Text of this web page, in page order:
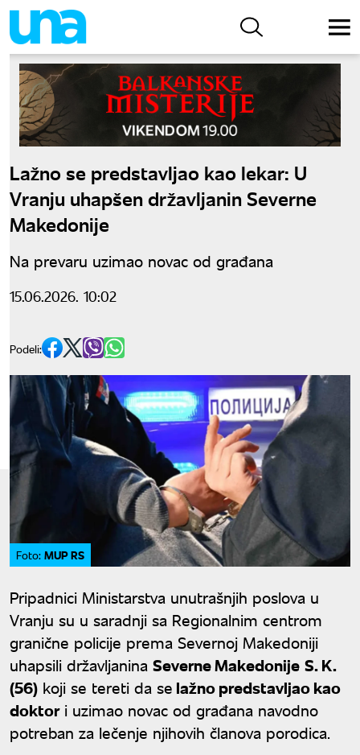
Lažno se predstavljao kao lekar: U
Vranju uhapšen državljanin Severne
Makedonije
Na prevaru uzimao novac od građana
15.06.2026. 10:02
Podeli:
Foto: MUP RS
Pripadnici Ministarstva unutrašnjih poslova u
Vranju su u saradnji sa Regionalnim centrom
granične policije prema Severnoj Makedoniji
uhapsili državljanina Severne Makedonije S. K.
(56) koji se tereti da se lažno predstavljao kao
doktori uzimao novac od građana navodno
potreban za lečenje njihovih članova porodica.